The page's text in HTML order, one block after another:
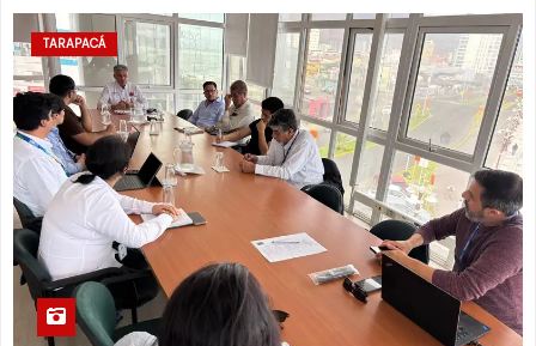
12 de agosto
Miércoles 22°C 18°C
13 de agosto
Jueves 21°C 18°C
TARAPACÁ